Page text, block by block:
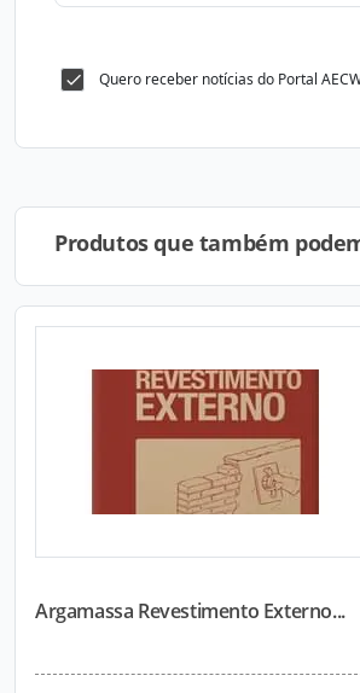
Quero receber notícias do Portal
Produtos que também
Argamassa Revestimento Externo...